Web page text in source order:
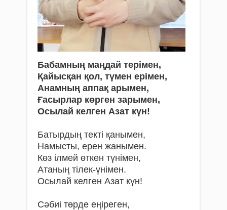
Бабамның маңдай терімен,
Қайысқан қол, түмен ерімен,
Анамның аппақ арымен,
Ғасырлар көрген зарымен,
Осылай келген Азат күн!
Батырдың текті қанымен,
Намысты, ерен жанымен.
Көз ілмей өткен түнімен,
Атаның тілек-үнімен.
Осылай келген Азат күн!
Сәбиі төрде еңіреген,